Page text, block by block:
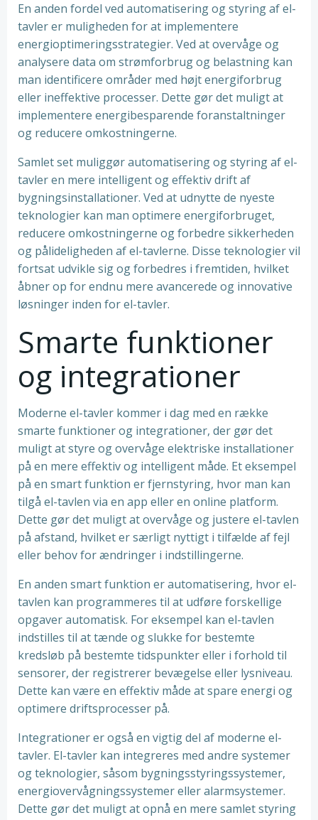
En anden fordel ved automatisering og styring af el-
tavler er muligheden for at implementere
energioptimeringsstrategier. Ved at overvåge og
analysere data om strømforbrug og belastning kan
man identificere områder med højt energiforbrug
eller ineffektive processer. Dette gør det muligt at
implementere energibesparende foranstaltninger
og reducere omkostningerne.
Samlet set muliggør automatisering og styring af el-
tavler en mere intelligent og effektiv drift af
bygningsinstallationer. Ved at udnytte de nyeste
teknologier kan man optimere energiforbruget,
reducere omkostningerne og forbedre sikkerheden
og pålideligheden af el-tavlerne. Disse teknologier vil
fortsat udvikle sig og forbedres i fremtiden, hvilket
åbner op for endnu mere avancerede og innovative
løsninger inden for el-tavler.
Smarte funktioner
og integrationer
Moderne el-tavler kommer i dag med en række
smarte funktioner og integrationer, der gør det
muligt at styre og overvåge elektriske installationer
på en mere effektiv og intelligent måde. Et eksempel
på en smart funktion er fjernstyring, hvor man kan
tilgå el-tavlen via en app eller en online platform.
Dette gør det muligt at overvåge og justere el-tavlen
på afstand, hvilket er særligt nyttigt i tilfælde af fejl
eller behov for ændringer i indstillingerne.
En anden smart funktion er automatisering, hvor el-
tavlen kan programmeres til at udføre forskellige
opgaver automatisk. For eksempel kan el-tavlen
indstilles til at tænde og slukke for bestemte
kredsløb på bestemte tidspunkter eller i forhold til
sensorer, der registrerer bevægelse eller lysniveau.
Dette kan være en effektiv måde at spare energi og
optimere driftsprocesser på.
Integrationer er også en vigtig del af moderne el-
tavler. El-tavler kan integreres med andre systemer
og teknologier, såsom bygningsstyringssystemer,
energiovervågningssystemer eller alarmsystemer.
Dette gør det muligt at opnå en mere samlet styring